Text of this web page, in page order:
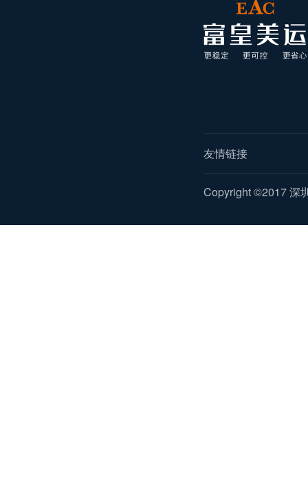
友情链接
Copyright ©2017 深